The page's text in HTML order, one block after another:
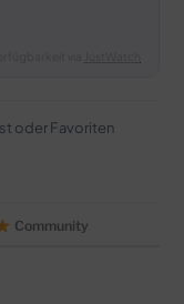
oder Favoriten
Community